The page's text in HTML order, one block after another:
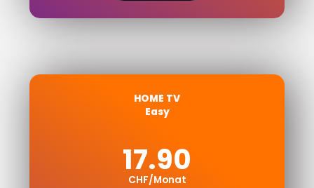
HOME TV
Easy
17.90
CHF/Monat